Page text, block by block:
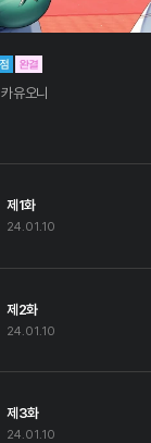
카유오니
제1화
24.01.10
제2화
24.01.10
제3화
24.01.10